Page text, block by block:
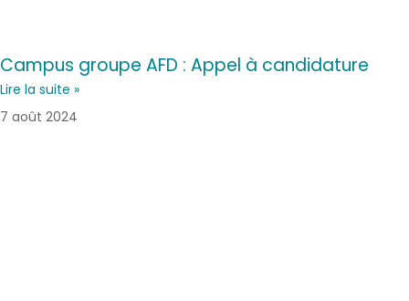
Campus groupe AFD : Appel à candidature
Lire la suite »
7 août 2024